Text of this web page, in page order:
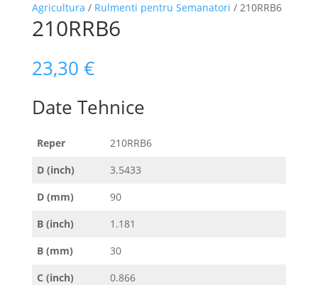
Agricultura / Rulmenti pentru Semanatori / 210RRB6
210RRB6
23,30 €
Date Tehnice
Reper
210RRB6
D (inch)
3.5433
D (mm)
90
B (inch)
1.181
B (mm)
30
C (inch)
0.866